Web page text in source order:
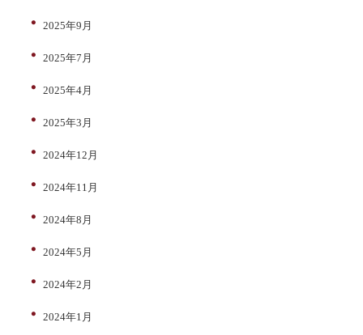
2025年9月
2025年7月
2025年4月
2025年3月
2024年12月
2024年11月
2024年8月
2024年5月
2024年2月
2024年1月